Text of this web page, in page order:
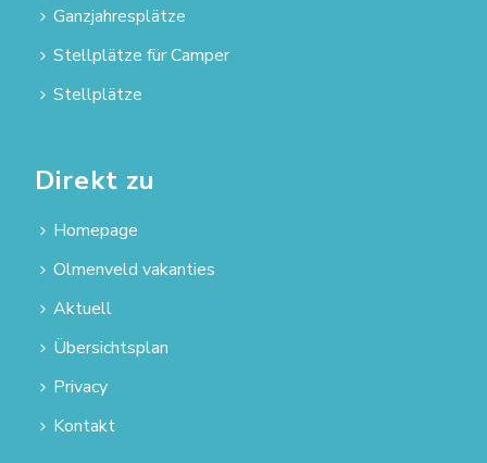
Ganzjahresplätze
Stellplätze für Camper
Stellplätze
Direkt zu
Homepage
Olmenveld vakanties
Aktuell
Übersichtsplan
Privacy
Kontakt